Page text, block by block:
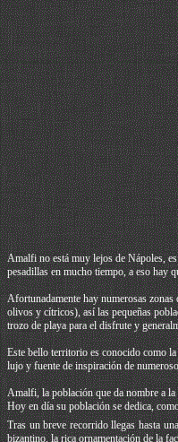
Amalfi no está muy lejos de Nápoles,
pesadillas en mucho tiempo, a eso hay
Afortunadamente hay numerosas
olivos y cítricos), así las pequeñas
trozo de playa para el disfrute y
Este bello territorio es conocido como
lujo y fuente de inspiración de
Amalfi, la población que da nombre a
Hoy en día su población se dedica,
Tras un breve recorrido llegas hasta
bizantino, la rica ornamentación de la